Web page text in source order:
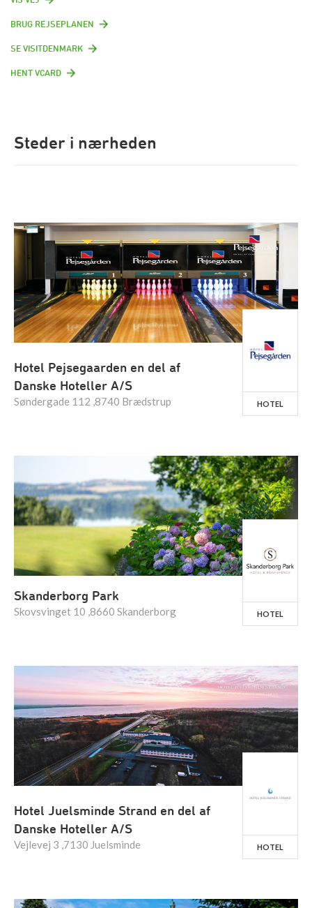
BRUG REJSEPLANEN
SE VISITDENMARK
HENT VCARD
Steder i nærheden
Hotel Pejsegaarden en del af
Danske Hoteller A/S
Søndergade 112 ,8740 Brædstrup HOTEL
Skanderborg Park
Skovsvinget 10 ,8660 Skanderborg HOTEL
Hotel Juelsminde Strand en del af
Danske Hoteller A/S
Vejlevej 3 ,7130 Juelsminde HOTEL